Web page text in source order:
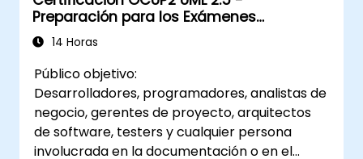
documentación de requisitos funcionales y no
funcionales. Las etapas posteriores incluyen
estático como dinámico, y la aplicación
práctica de la herramienta de modelado
Enterprise Architect. El curso constituye una
base sólida para el modelado eficiente de
Preparación para los Exámenes
Intermedios
14 Horas
Público objetivo:
Desarrolladores, programadores, analistas de
negocio, gerentes de proyecto, arquitectos
de software, testers y cualquier persona
involucrada en la documentación o en el